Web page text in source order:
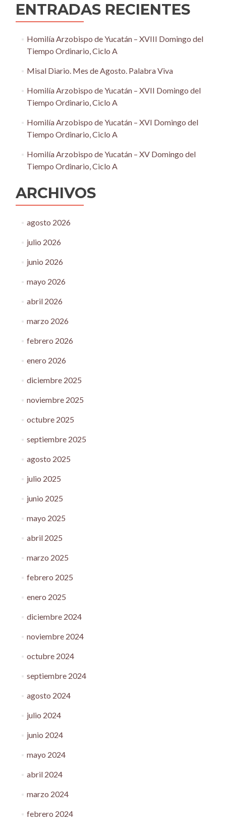
ENTRADAS RECIENTES
Homilía Arzobispo de Yucatán – XVIII Domingo del
Tiempo Ordinario, Ciclo A
Misal Diario. Mes de Agosto. Palabra Viva
Homilía Arzobispo de Yucatán – XVII Domingo del
Tiempo Ordinario, Ciclo A
Homilía Arzobispo de Yucatán – XVI Domingo del
Tiempo Ordinario, Ciclo A
Homilía Arzobispo de Yucatán – XV Domingo del
Tiempo Ordinario, Ciclo A
ARCHIVOS
agosto 2026
julio 2026
junio 2026
mayo 2026
abril 2026
marzo 2026
febrero 2026
enero 2026
diciembre 2025
noviembre 2025
octubre 2025
septiembre 2025
agosto 2025
julio 2025
junio 2025
mayo 2025
abril 2025
marzo 2025
febrero 2025
enero 2025
diciembre 2024
noviembre 2024
octubre 2024
septiembre 2024
agosto 2024
julio 2024
junio 2024
mayo 2024
abril 2024
marzo 2024
febrero 2024